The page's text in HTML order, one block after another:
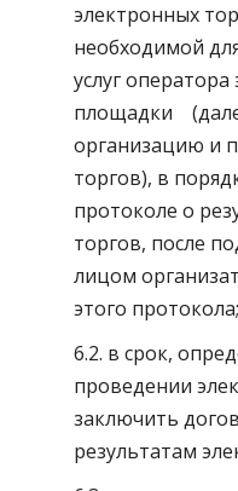
электронных
необходимой
услуг
площадки
организацию и
торгов), в
протоколе о
торгов, после
лицом
этого протокола;
6.2. в срок,
проведении
заключить
результатам